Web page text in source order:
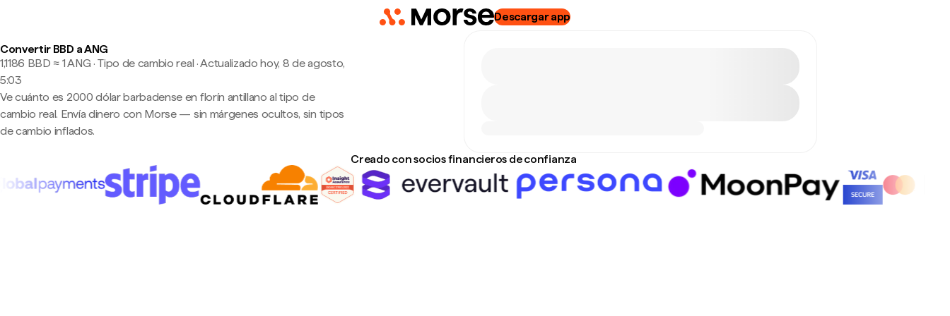
Descargar app
Convertir BBD a ANG
1,1186 BBD ≈ 1 ANG · Tipo de cambio real ·Actualizado hoy, 8 de agosto,
5:03
Ve cuánto es 2000 dólar barbadense en florín antillano al tipo de
cambio real. Envía dinero con Morse — sin márgenes ocultos, sin tipos
de cambio inflados.
Creado con socios financieros de confianza